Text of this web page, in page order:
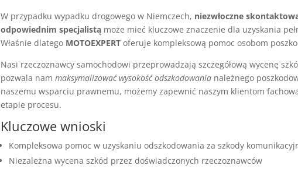
W przypadku wypadku drogowego w Niemczech, niezwłoczne
odpowiednim specjalistąmoże mieć kluczowe znaczenie dla uzyskania
Właśnie dlatego MOTOEXPERToferuje kompleksową pomoc osobom
Nasi rzeczoznawcy samochodowi przeprowadzają szczegółową wycenę
pozwala nam maksymalizować wysokość odszkodowanianależnego
naszemu wsparciu prawnemu, możemy zapewnić naszym klientom
etapie procesu.
Kluczowe wnioski
Kompleksowa pomoc w uzyskaniu odszkodowania za szkody
Niezależna wycena szkód przez doświadczonych rzeczoznawców